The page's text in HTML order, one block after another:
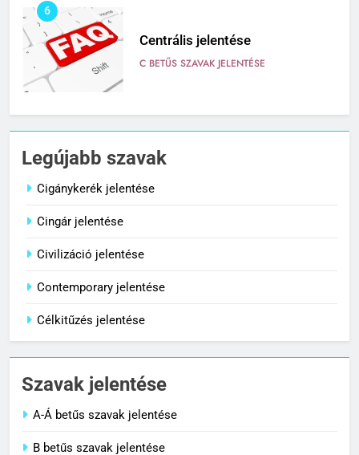
6
Centrális jelentése
C BETŰS SZAVAK JELENTÉSE
7
Céltudatos jelentése
C BETŰS SZAVAK JELENTÉSE
8
Centenárium jelentése
1
Cigánykerék jelentése
C BETŰS SZAVAK JELENTÉSE
Legújabb szavak
Cigánykerék jelentése
Cingár jelentése
Civilizáció jelentése
Contemporary jelentése
Célkitűzés jelentése
Szavak jelentése
A-Á betűs szavak jelentése
B betűs szavak jelentése